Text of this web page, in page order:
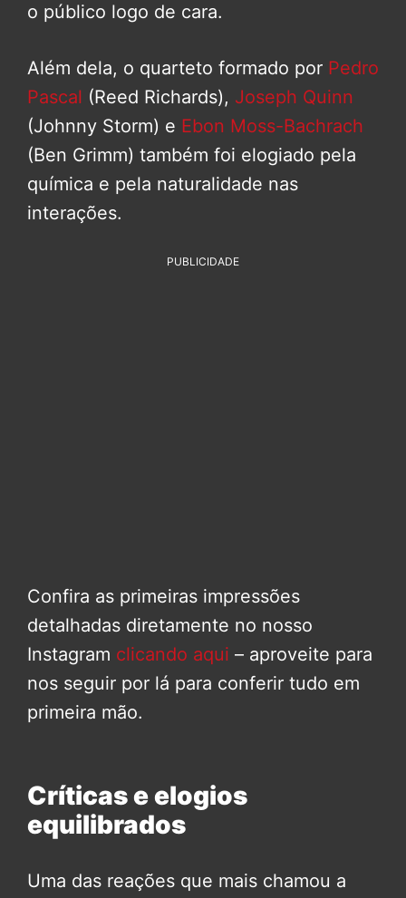
o público logo de cara.
Além dela, o quarteto formado por Pedro
Pascal (Reed Richards), Joseph Quinn
(Johnny Storm) e Ebon Moss-Bachrach
(Ben Grimm) também foi elogiado pela
química e pela naturalidade nas
interações.
PUBLICIDADE
Confira as primeiras impressões
detalhadas diretamente no nosso
Instagram clicando aqui – aproveite para
nos seguir por lá para conferir tudo em
primeira mão.
Críticas e elogios
equilibrados
Uma das reações que mais chamou a